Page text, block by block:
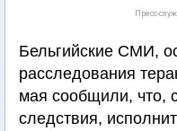
Пресс-
Бельгийские СМИ,
расследования
мая сообщили, что,
следствия,